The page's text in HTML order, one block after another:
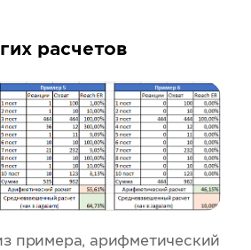
расчетов
примера, арифметический